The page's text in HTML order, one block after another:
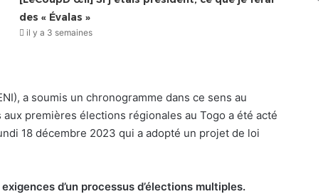
des « Évalas »
il y a 3 semaines
a soumis un chronogramme dans ce sens au
premières élections régionales au Togo a été acté
18 décembre 2023 qui a adopté un projet de loi
d’un processus d’élections multiples.